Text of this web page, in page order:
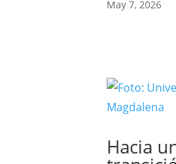
May 7, 2026
Hacia